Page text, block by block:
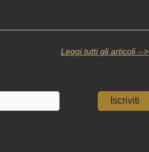
Leggi tutti gli articoli -->